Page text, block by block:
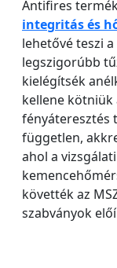
Antifires
integritás és
lehetővé teszi
legszigorúbb
kielégítsék
kellene kötniük
fényáteresztés
független,
ahol a
követték az
szabványok